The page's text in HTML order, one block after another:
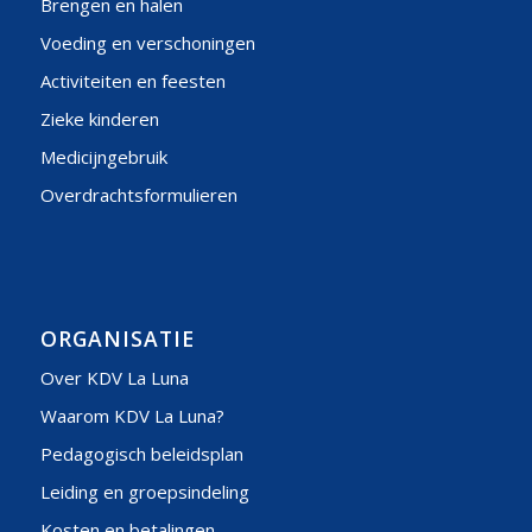
Brengen en halen
Voeding en verschoningen
Activiteiten en feesten
Zieke kinderen
Medicijngebruik
Overdrachtsformulieren
ORGANISATIE
Over KDV La Luna
Waarom KDV La Luna?
Pedagogisch beleidsplan
Leiding en groepsindeling